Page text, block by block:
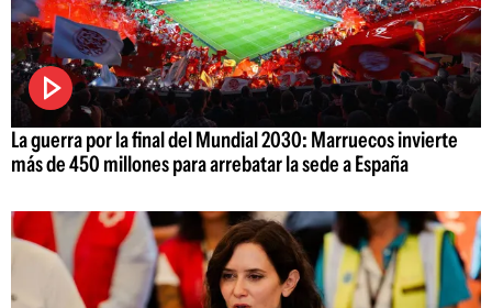
La guerra por la final del Mundial 2030: Marruecos invierte
más de 450 millones para arrebatar la sede a España